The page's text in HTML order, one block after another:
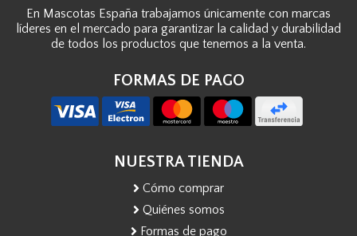
En Mascotas España trabajamos únicamente con marcas
líderes en el mercado para garantizar la calidad y durabilidad
de todos los productos que tenemos a la venta.
FORMAS DE PAGO
NUESTRA TIENDA
Cómo comprar
Quiénes somos
Formas de pago